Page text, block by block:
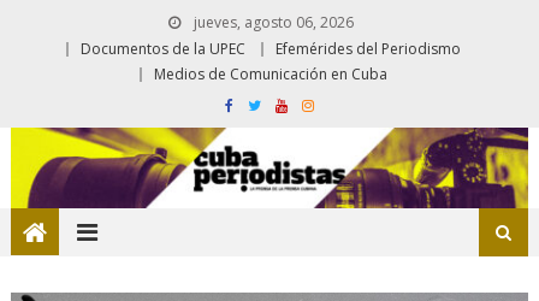
jueves, agosto 06, 2026
Documentos de la UPEC
Efemérides del Periodismo
Medios de Comunicación en Cuba